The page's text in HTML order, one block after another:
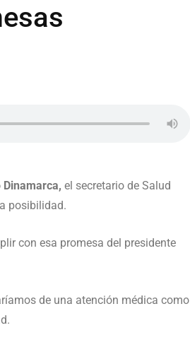
Dinamarca, el secretario de Salud
posibilidad.
con esa promesa del presidente
de una atención médica como